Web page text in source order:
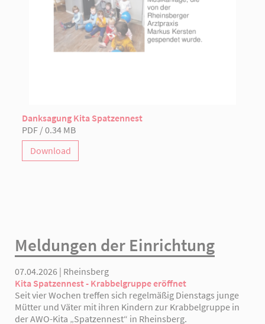
Danksagung Kita Spatzennest
PDF / 0.34 MB
Download
Meldungen der Einrichtung
07.04.2026 | Rheinsberg
Kita Spatzennest - Krabbelgruppe eröffnet
Seit vier Wochen treffen sich regelmäßig Dienstags junge
Mütter und Väter mit ihren Kindern zur Krabbelgruppe in
der AWO-Kita „Spatzennest“ in Rheinsberg.